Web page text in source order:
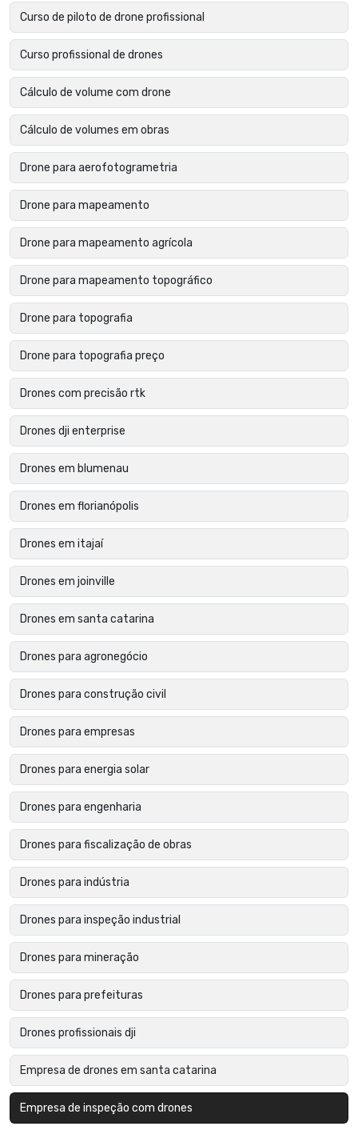
Curso de piloto de drone profissional
Curso profissional de drones
Cálculo de volume com drone
Cálculo de volumes em obras
Drone para aerofotogrametria
Drone para mapeamento
Drone para mapeamento agrícola
Drone para mapeamento topográfico
Drone para topografia
Drone para topografia preço
Drones com precisão rtk
Drones dji enterprise
Drones em blumenau
Drones em florianópolis
Drones em itajaí
Drones em joinville
Drones em santa catarina
Drones para agronegócio
Drones para construção civil
Drones para empresas
Drones para energia solar
Drones para engenharia
Drones para fiscalização de obras
Drones para indústria
Drones para inspeção industrial
Drones para mineração
Drones para prefeituras
Drones profissionais dji
Empresa de drones em santa catarina
Empresa de inspeção com drones